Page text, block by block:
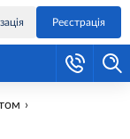
Реєстрація